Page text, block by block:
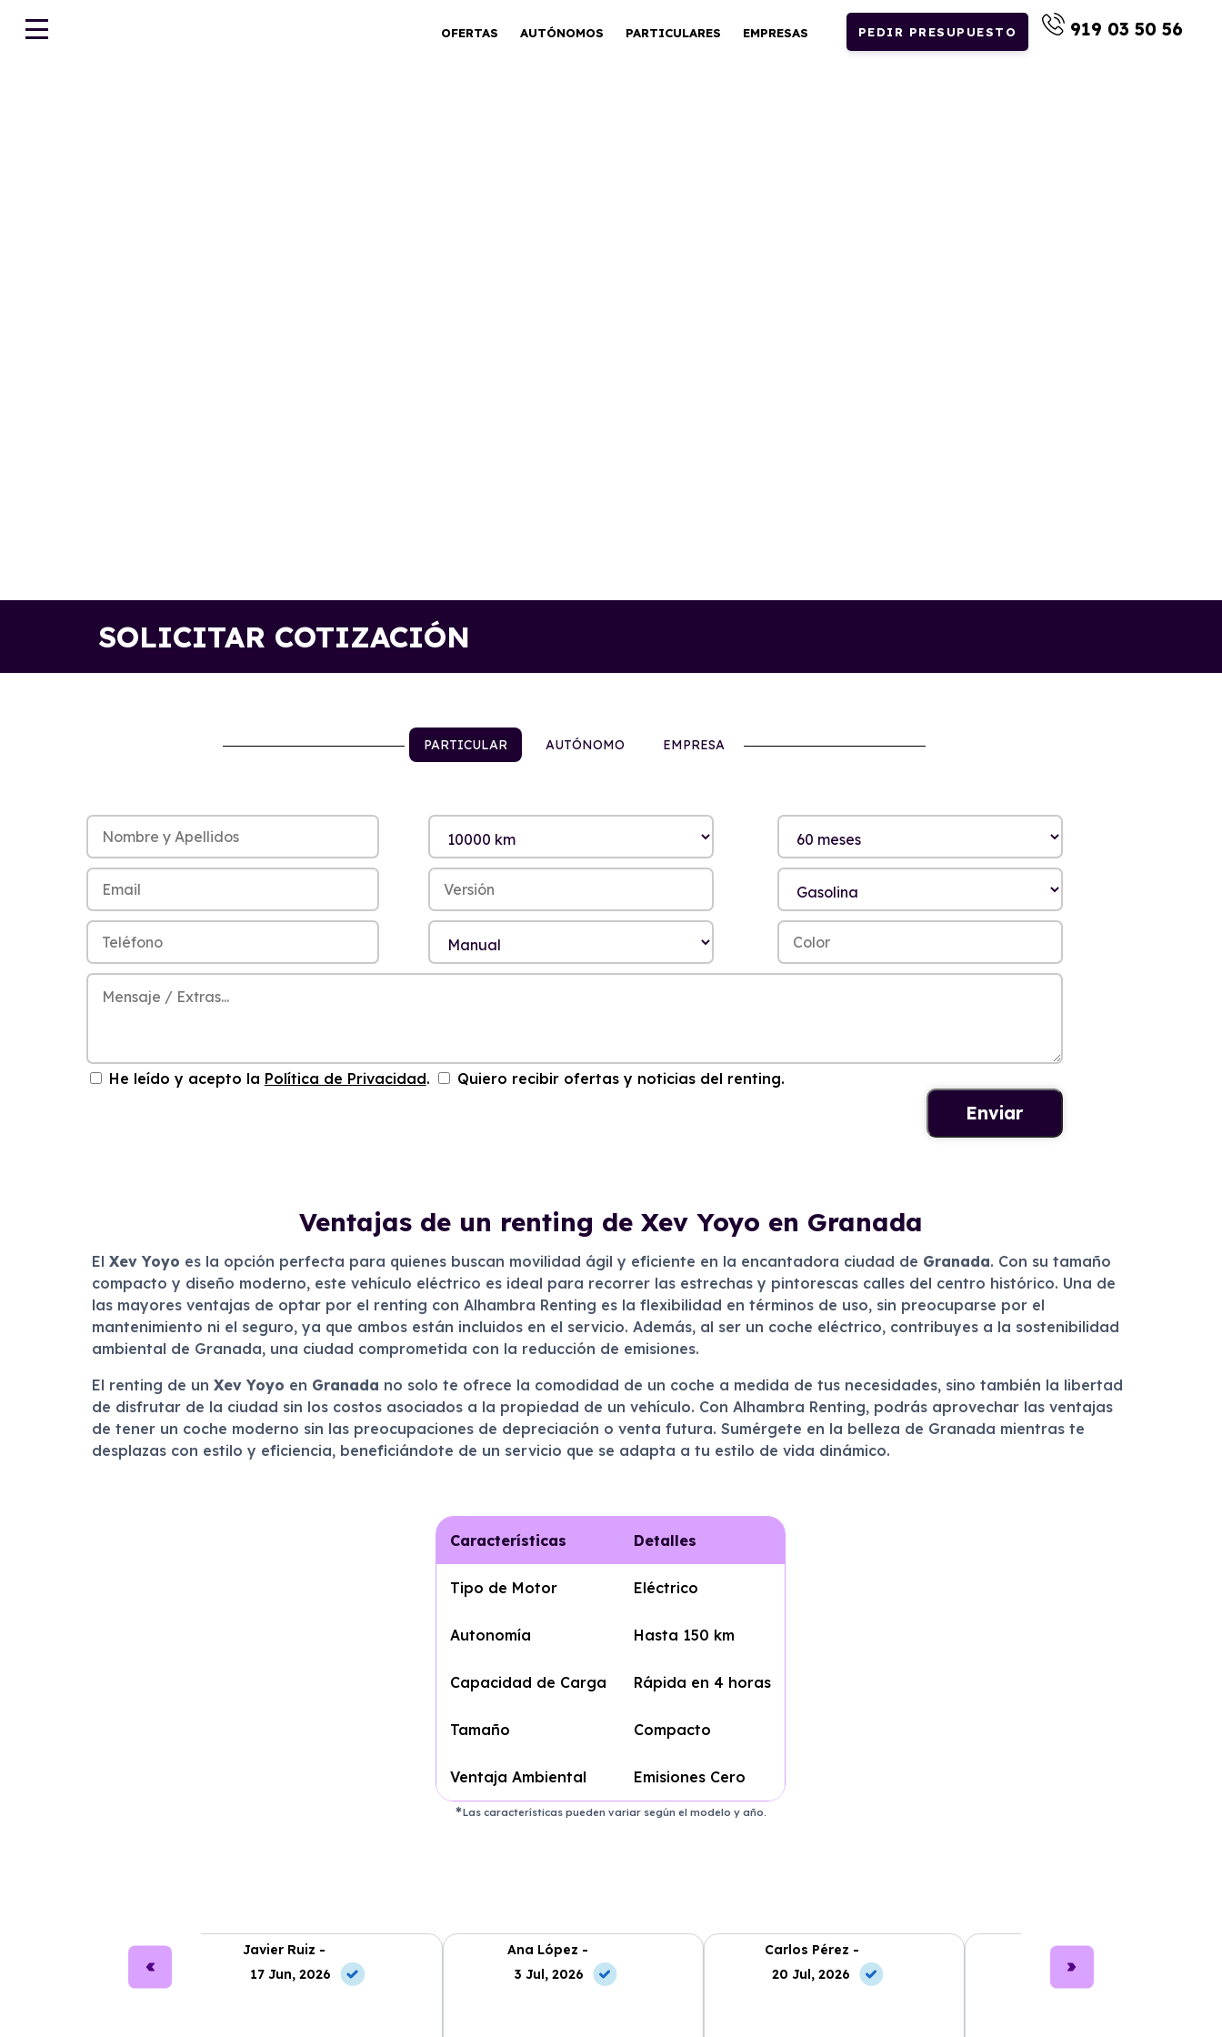
OFERTAS AUTÓNOMOS PARTICULARES EMPRESAS PEDIR PRESUPUESTO 919 03 50 56
SOLICITAR COTIZACIÓN
PARTICULAR AUTÓNOMO EMPRESA
He leído y acepto la Política de Privacidad. Quiero recibir ofertas y noticias del renting.
Ventajas de un renting de Xev Yoyo en Granada
El Xev Yoyo es la opción perfecta para quienes buscan movilidad ágil y eficiente en la encantadora ciudad de Granada. Con su tamaño
compacto y diseño moderno, este vehículo eléctrico es ideal para recorrer las estrechas y pintorescas calles del centro histórico. Una de
las mayores ventajas de optar por el renting con Alhambra Renting es la flexibilidad en términos de uso, sin preocuparse por el
mantenimiento ni el seguro, ya que ambos están incluidos en el servicio. Además, al ser un coche eléctrico, contribuyes a la sostenibilidad
ambiental de Granada, una ciudad comprometida con la reducción de emisiones.
El renting de un Xev Yoyo en Granada no solo te ofrece la comodidad de un coche a medida de tus necesidades, sino también la libertad
de disfrutar de la ciudad sin los costos asociados a la propiedad de un vehículo. Con Alhambra Renting, podrás aprovechar las ventajas
de tener un coche moderno sin las preocupaciones de depreciación o venta futura. Sumérgete en la belleza de Granada mientras te
desplazas con estilo y eficiencia, beneficiándote de un servicio que se adapta a tu estilo de vida dinámico.
Características Detalles
Tipo de Motor Eléctrico
Autonomía Hasta 150 km
Capacidad de Carga Rápida en 4 horas
Tamaño Compacto
Ventaja Ambiental Emisiones Cero
Las características pueden variar según el modelo y año.
Javier Ruiz -
17 Jun, 2026
Ana López -
3 Jul, 2026
Carlos Pérez -
20 Jul, 2026
Lucía García -
10 Jun, 2026